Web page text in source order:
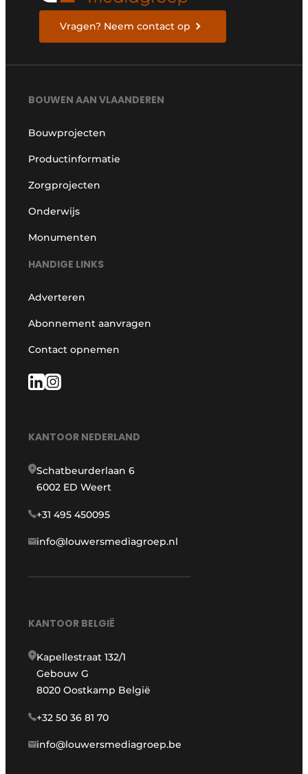
Vragen? Neem contact op
BOUWEN AAN VLAANDEREN
Bouwprojecten
Productinformatie
Zorgprojecten
Onderwijs
Monumenten
HANDIGE LINKS
Adverteren
Abonnement aanvragen
Contact opnemen
KANTOOR NEDERLAND
Schatbeurderlaan 6
6002 ED Weert
+31 495 450095
info@louwersmediagroep.nl
KANTOOR BELGIË
Kapellestraat 132/1
Gebouw G
8020 Oostkamp België
+32 50 36 81 70
info@louwersmediagroep.be